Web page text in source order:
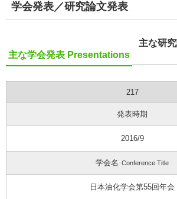
学会発表／研究論文発表
主な学会発表 Presentations
主な研
217
発表時期
2016/9
学会名 Conference Title
日本油化学会第55回年会